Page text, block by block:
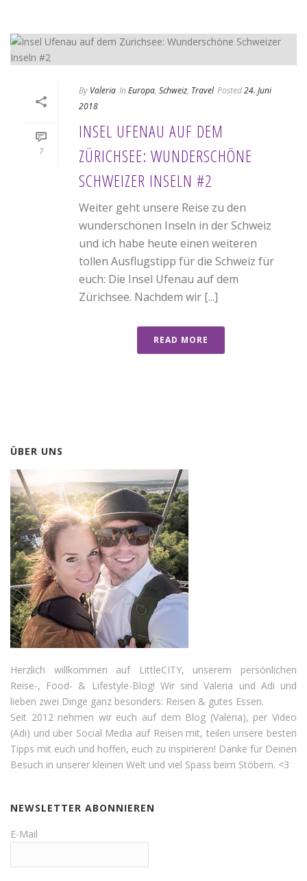
7
By Valeria In Europa, Schweiz, Travel Posted24. Juni
2018
INSEL UFENAU AUF DEM
ZÜRICHSEE: WUNDERSCHÖNE
SCHWEIZER INSELN #2
Weiter geht unsere Reise zu den
wunderschönen Inseln in der Schweiz
und ich habe heute einen weiteren
tollen Ausflugstipp für die Schweiz für
euch: Die Insel Ufenau auf dem
Zürichsee. Nachdem wir [...]
READ MORE
ÜBER UNS
Herzlich willkommen auf LittleCITY, unserem persönlichen
Reise-, Food- & Lifestyle-Blog! Wir sind Valeria und Adi und
lieben zwei Dinge ganz besonders: Reisen & gutes Essen.
Seit 2012 nehmen wir euch auf dem Blog (Valeria), per Video
(Adi) und über Social Media auf Reisen mit, teilen unsere besten
Tipps mit euch und hoffen, euch zu inspirieren! Danke für Deinen
Besuch in unserer kleinen Welt und viel Spass beim Stöbern. <3
NEWSLETTER ABONNIEREN
E-Mail